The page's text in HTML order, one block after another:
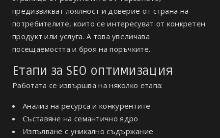
предизвикват лоялност и доверие от страна на
потребителите, които се интересуват от конкретен
продукт или услуга. А това увеличава
посещаемостта и броя на поръчките.
Етапи за SEO оптимизация
Работата се извършва на няколко етапа:
Анализ на ресурса и конкурентите
Съставяне на семантично ядро
Изпълване с уникално съдържание